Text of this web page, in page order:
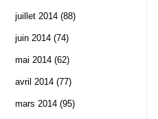
juillet 2014 (88)
juin 2014 (74)
mai 2014 (62)
avril 2014 (77)
mars 2014 (95)